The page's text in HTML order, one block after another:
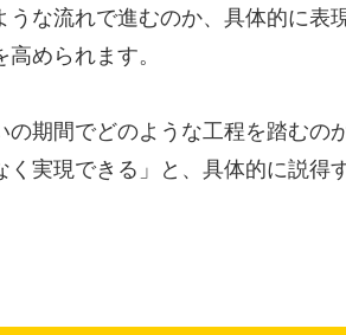
な流れで進むのか、具体的に表
められます。
期間でどのような工程を踏むの
実現できる」と、具体的に説得